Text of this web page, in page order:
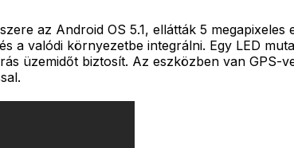
az Android OS 5.1, ellátták 5 megapixeles
a valódi környezetbe integrálni. Egy LED
üzemidőt biztosít. Az eszközben van GPS-